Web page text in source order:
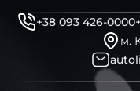
+38 093 426-0000
м.